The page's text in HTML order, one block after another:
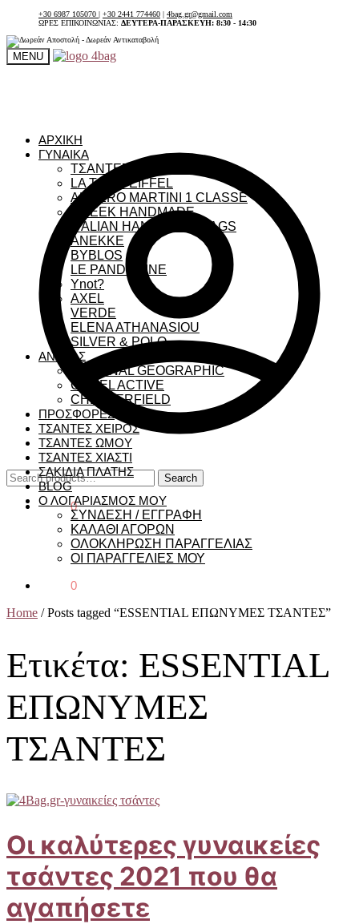
+30 6987 105070 | +30 2441 774460 | 4bag.gr@gmail.com
ΩΡΕΣ ΕΠΙΚΟΙΝΩΝΙΑΣ: ΔΕΥΤΕΡΑ-ΠΑΡΑΣΚΕΥΗ: 8:30 - 14:30
MENU
Search
for:
Search
€0,00 0
ΑΡΧΙΚΗ
ΓΥΝΑΙΚΑ
ΤΣΑΝΤΕΣ ΓΥΝΑΙΚΕΙΕΣ
LA TOUR EIFFEL
ALVIERO MARTINI 1 CLASSE
GREEK HANDMADE
ITALIAN HANDMADE BAGS
ANEKKE
BYBLOS
LE PANDORINE
Ynot?
AXEL
VERDE
ELENA ATHANASIOU
SILVER & POLO
ΑΝΔΡΑΣ
NATIONAL GEOGRAPHIC
CAMEL ACTIVE
CHESTERFIELD
ΠΡΟΣΦΟΡΕΣ
ΤΣΑΝΤΕΣ ΧΕΙΡΟΣ
ΤΣΑΝΤΕΣ ΩΜΟΥ
ΤΣΑΝΤΕΣ ΧΙΑΣΤΙ
ΣΑΚΙΔΙΑ ΠΛΑΤΗΣ
BLOG
Ο ΛΟΓΑΡΙΑΣΜΟΣ ΜΟΥ
ΣΥΝΔΕΣΗ / ΕΓΓΡΑΦΗ
ΚΑΛΑΘΙ ΑΓΟΡΩΝ
ΟΛΟΚΛΗΡΩΣΗ ΠΑΡΑΓΓΕΛΙΑΣ
ΟΙ ΠΑΡΑΓΓΕΛΙΕΣ ΜΟΥ
0
Home /Posts tagged “ESSENTIAL ΕΠΩΝΥΜΕΣ ΤΣΑΝΤΕΣ”
Ετικέτα: ESSENTIAL
ΕΠΩΝΥΜΕΣ
ΤΣΑΝΤΕΣ
Οι καλύτερες γυναικείες
τσάντες 2021 που θα
αγαπήσετε